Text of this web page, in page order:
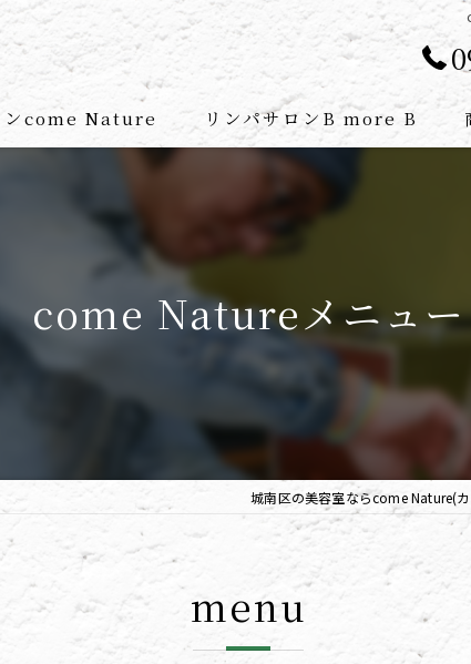
ンcome Nature リンパサロンB more B
セラピスト紹介
リンパマッサージの流れ
フェイシャル
リンパ
come Natureメニュー
城南区の美容室ならcome Nature(
menu